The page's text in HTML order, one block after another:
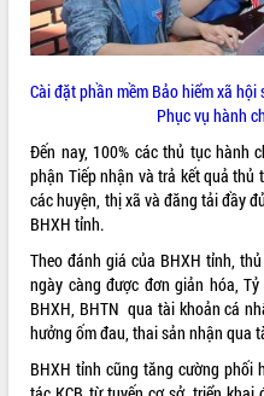
Cài đặt phần mềm Bảo hiểm xã
Phục vụ hành
Đến nay, 100% các thủ tục hành
phận Tiếp nhận và trả kết quả thủ
các huyện, thị xã và đăng tải đầy
BHXH tỉnh.
Theo đánh giá của BHXH tỉnh,
ngày càng được đơn giản hóa,
BHXH, BHTN qua tài khoản cá
hưởng ốm đau, thai sản nhận qua
BHXH tỉnh cũng tăng cường phối